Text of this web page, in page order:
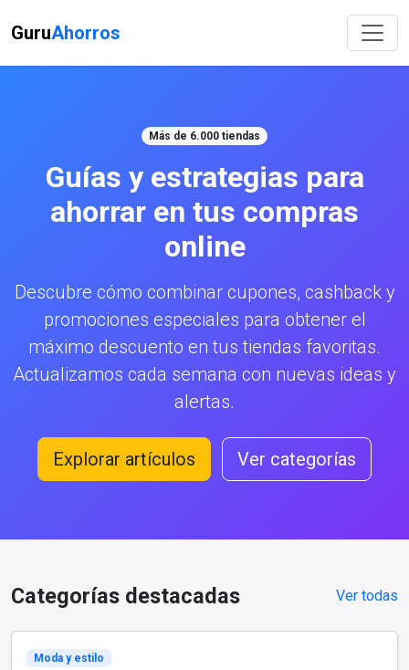
GuruAhorros
Más de 6.000 tiendas
Guías y estrategias para
ahorrar en tus compras
online
Descubre cómo combinar cupones, cashback y
promociones especiales para obtener el
máximo descuento en tus tiendas favoritas.
Actualizamos cada semana con nuevas ideas y
alertas.
Explorar artículos Ver categorías
Categorías destacadas Ver todas
Moda y estilo